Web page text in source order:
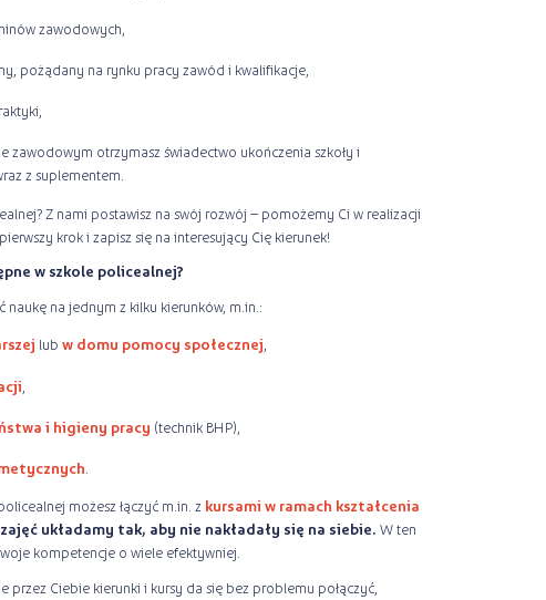
zawodowych,
pożądany na rynku pracy zawód i kwalifikacje,
zawodowym otrzymasz świadectwo ukończenia szkoły i
z suplementem.
Z nami postawisz na swój rozwój – pomożemy Ci w realizacji
krok i zapisz się na interesujący Cię kierunek!
w szkole policealnej?
naukę na jednym z kilku kierunków, m.in.:
lubw domu pomocy społecznej,
i higieny pracy (technik BHP),
możesz łączyć m.in. z kursami w ramach kształcenia
układamy tak, aby nie nakładały się na siebie. W ten
kompetencje o wiele efektywniej.
przez Ciebie kierunki i kursy da się bez problemu połączyć,